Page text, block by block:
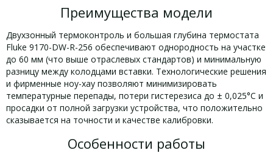
Преимущества модели
Двухзонный термоконтроль и большая глубина термостата
Fluke 9170-DW-R-256 обеспечивают однородность на участке
до 60 мм (что выше отраслевых стандартов) и минимальную
разницу между колодцами вставки. Технологические решения
и фирменные ноу-хау позволяют минимизировать
температурные перепады, потери гистерезиса до ± 0,025°C и
просадки от полной загрузки устройства, что положительно
сказывается на точности и качестве калибровки.
Особенности работы